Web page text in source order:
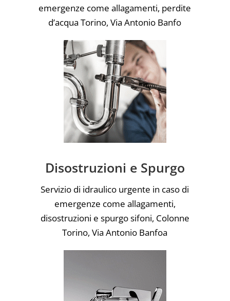
emergenze come allagamenti, perdite
d’acqua Torino, Via Antonio Banfo
Disostruzioni e Spurgo
Servizio di idraulico urgente in caso di
emergenze come allagamenti,
disostruzioni e spurgo sifoni, Colonne
Torino, Via Antonio Banfoa